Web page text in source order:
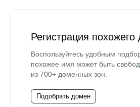
Регистрация
Воспользуйтесь удобным
похожее имя может быть
из 700+ доменных зон.
Подобрать домен